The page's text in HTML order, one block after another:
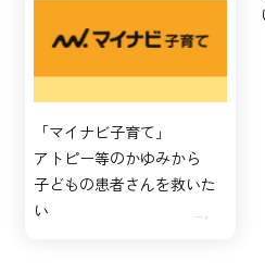
「マイナビ子育て」
アトピー等のかゆみから
子どもの患者さんを救いた
い